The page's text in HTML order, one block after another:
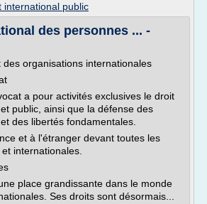
international public
des personnes ... -
des organisations internationales
a pour activités exclusives le droit
public, ainsi que la défense des
des libertés fondamentales.
et à l'étranger devant toutes les
internationales.
place grandissante dans le monde
Ses droits sont désormais...